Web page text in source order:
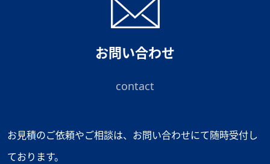
お問い合わせ
contact
お見積のご依頼やご相談は、お問い合わせにて随時受付し
ております。